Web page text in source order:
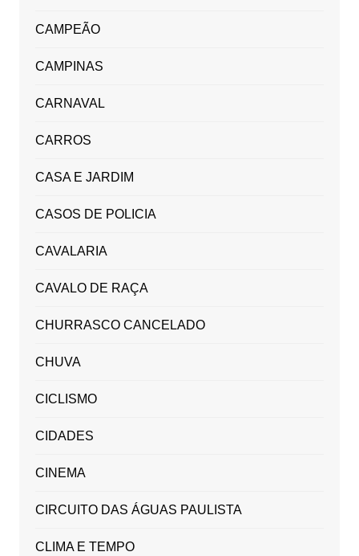
CAMPEÃO
CAMPINAS
CARNAVAL
CARROS
CASA E JARDIM
CASOS DE POLICIA
CAVALARIA
CAVALO DE RAÇA
CHURRASCO CANCELADO
CHUVA
CICLISMO
CIDADES
CINEMA
CIRCUITO DAS ÁGUAS PAULISTA
CLIMA E TEMPO